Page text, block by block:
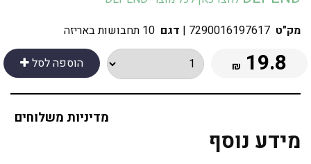
מק"ט 7290016197617
| דגם 10 תחבושות באריזה
הוספה לסל
19.8
₪
מדיניות משלוחים
מידע נוסף